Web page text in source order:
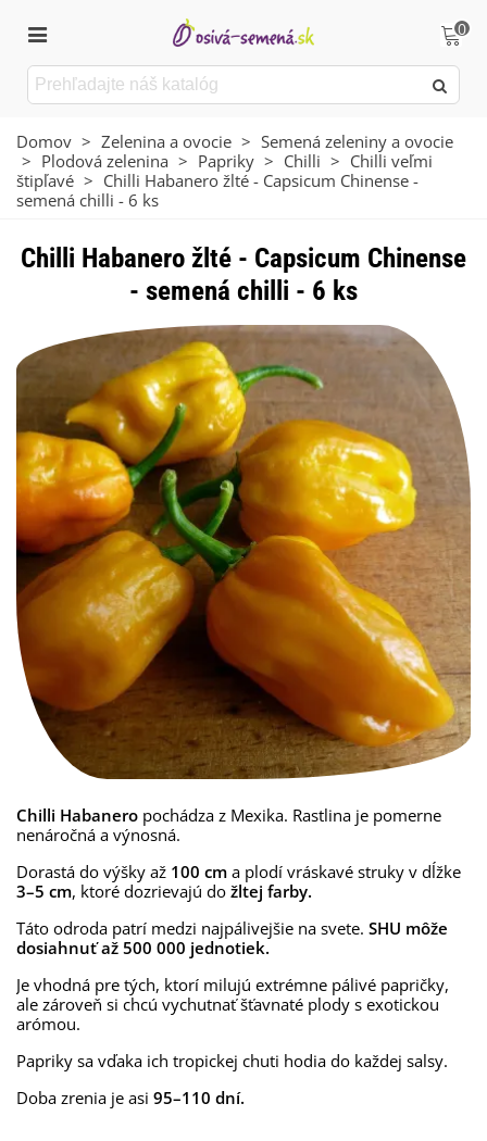
0
Domov > Zelenina a ovocie > Semená zeleniny a ovocie
> Plodová zelenina > Papriky > Chilli > Chilli veľmi
štipľavé > Chilli Habanero žlté - Capsicum Chinense -
semená chilli - 6 ks
Chilli Habanero žlté - Capsicum Chinense
- semená chilli - 6 ks
Chilli Habanero pochádza z Mexika. Rastlina je pomerne
nenáročná a výnosná.
Dorastá do výšky až 100 cm a plodí vráskavé struky v dĺžke
3–5 cm, ktoré dozrievajú do žltej farby.
Táto odroda patrí medzi najpálivejšie na svete. SHU môže
dosiahnuť až 500 000 jednotiek.
Je vhodná pre tých, ktorí milujú extrémne pálivé papričky,
ale zároveň si chcú vychutnať šťavnaté plody s exotickou
arómou.
Papriky sa vďaka ich tropickej chuti hodia do každej salsy.
Doba zrenia je asi 95–110 dní.